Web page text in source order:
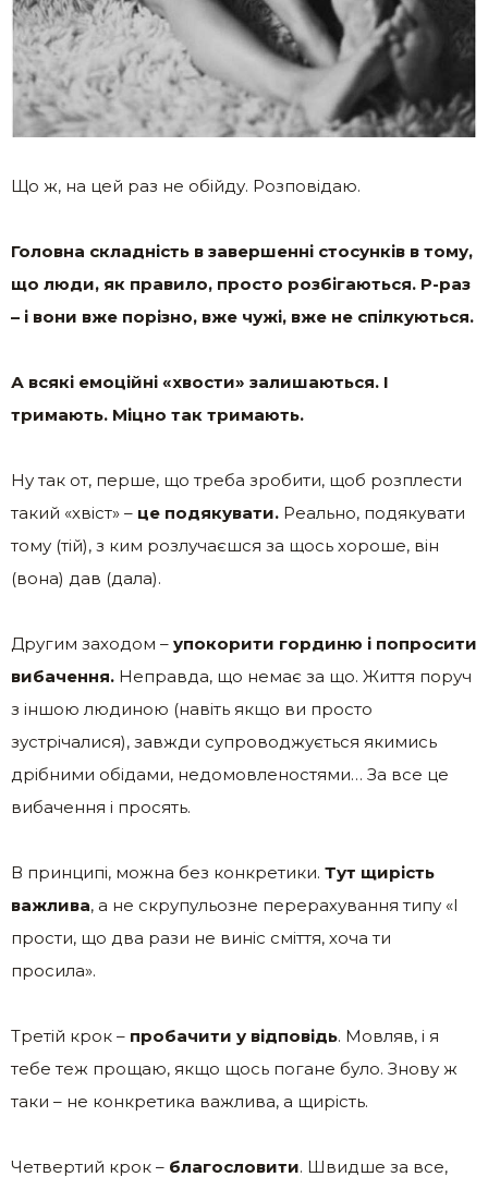
Що ж, на цей раз не обійду. Розповідаю.
Головна складність в завершенні стосунків в тому,
що люди, як правило, просто розбігаються. Р-раз
– і вони вже порізно, вже чужі, вже не спілкуються.
А всякі емоційні «хвости» залишаються. І
тримають. Міцно так тримають.
Ну так от, перше, що треба зробити, щоб розплести
такий «хвіст» – це подякувати. Реально, подякувати
тому (тій), з ким розлучаєшся за щось хороше, він
(вона) дав (дала).
Другим заходом – упокорити гординю і попросити
вибачення. Неправда, що немає за що. Життя поруч
з іншою людиною (навіть якщо ви просто
зустрічалися), завжди супроводжується якимись
дрібними обідами, недомовленостями… За все це
вибачення і просять.
В принципі, можна без конкретики. Тут щирість
важлива, а не скрупульозне перерахування типу «І
прости, що два рази не виніс сміття, хоча ти
просила».
Третій крок – пробачити у відповідь. Мовляв, і я
тебе теж прощаю, якщо щось погане було. Знову ж
таки – не конкретика важлива, а щирість.
Четвертий крок – благословити. Швидше за все,